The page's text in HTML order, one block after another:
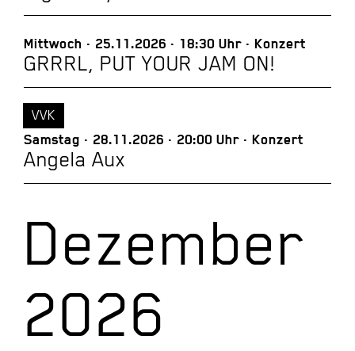
Mittwoch 25.11.2026 18:30 Uhr Konzert
GRRRL, PUT YOUR JAM ON!
Samstag 28.11.2026 20:00 Uhr Konzert
Angela Aux
VVK
Dezember
2026